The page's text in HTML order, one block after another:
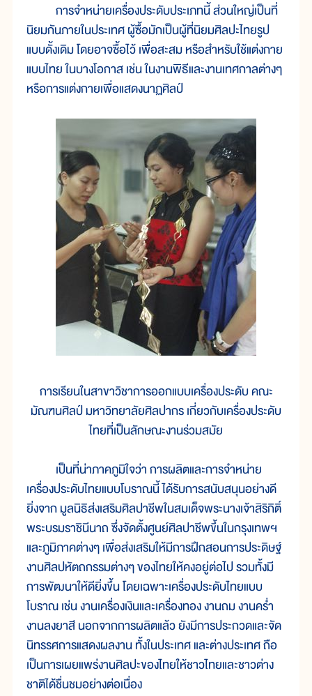
การจำหน่ายเครื่องประดับประเภทนี้ ส่วนใหญ่เป็นที่
นิยมกันภายในประเทศ ผู้ซื้อมักเป็นผู้ที่นิยมศิลปะไทยรูป
แบบดั้งเดิม โดยอาจซื้อไว้ เพื่อสะสม หรือสำหรับใช้แต่งกาย
แบบไทย ในบางโอกาส เช่น ในงานพิธีและงานเทศกาลต่างๆ
หรือการแต่งกายเพื่อแสดงนาฏศิลป์
การเรียนในสาขาวิชาการออกแบบเครื่องประดับ คณะ
มัณฑนศิลป์ มหาวิทยาลัยศิลปากร เกี่ยวกับเครื่องประดับ
ไทยที่เป็นลักษณะงานร่วมสมัย
เป็นที่น่าภาคภูมิใจว่า การผลิตและการจำหน่าย
เครื่องประดับไทยแบบโบราณนี้ ได้รับการสนับสนุนอย่างดี
ยิ่งจาก มูลนิธิส่งเสริมศิลปาชีพในสมเด็จพระนางเจ้าสิริกิติ์
พระบรมราชินีนาถ ซึ่งจัดตั้งศูนย์ศิลปาชีพขึ้นในกรุงเทพฯ
และภูมิภาคต่างๆ เพื่อส่งเสริมให้มีการฝึกสอนการประดิษฐ์
งานศิลปหัตถกรรมต่างๆ ของไทยให้คงอยู่ต่อไป รวมทั้งมี
การพัฒนาให้ดียิ่งขึ้น โดยเฉพาะเครื่องประดับไทยแบบ
โบราณ เช่น งานเครื่องเงินและเครื่องทอง งานถม งานคร่ำ
งานลงยาสี นอกจากการผลิตแล้ว ยังมีการประกวดและจัด
นิทรรศการแสดงผลงาน ทั้งในประเทศ และต่างประเทศ ถือ
เป็นการเผยแพร่งานศิลปะของไทยให้ชาวไทยและชาวต่าง
ชาติได้ชื่นชมอย่างต่อเนื่อง